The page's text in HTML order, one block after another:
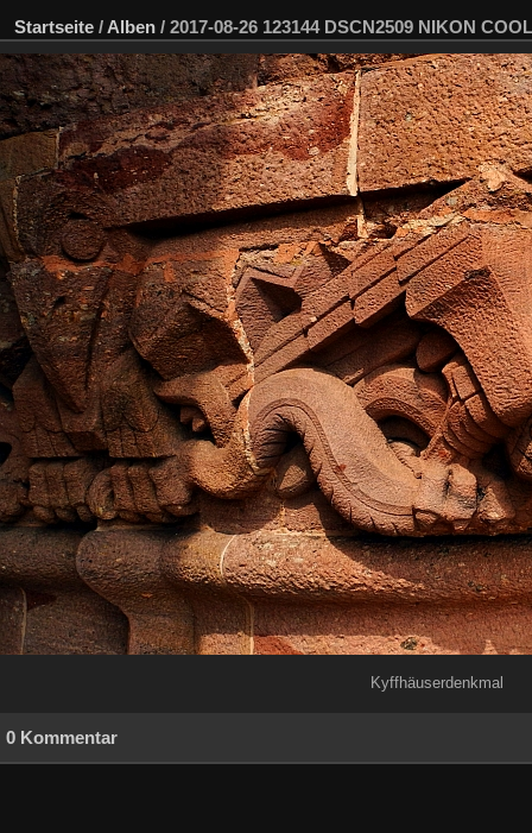
Startseite / Alben / 2017-08-26 123144 DSCN2509 NIKON
Kyffhäuserdenkmal
0 Kommentar